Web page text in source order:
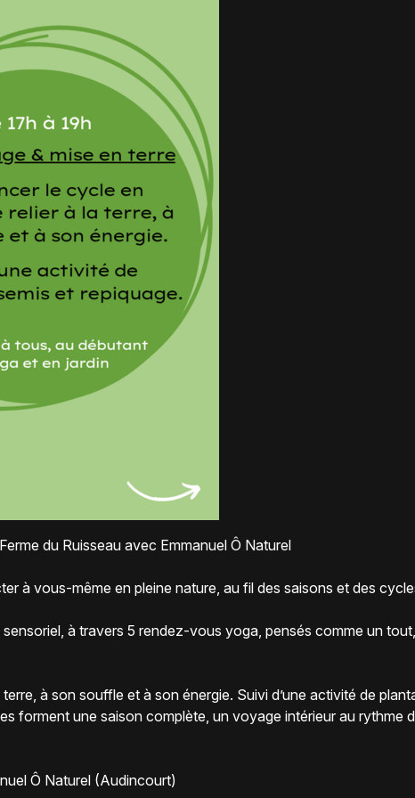
du Ruisseau avec Emmanuel Ô Naturel
à vous-même en pleine nature, au fil des saisons et des
à travers 5 rendez-vous yoga, pensés comme un
à son souffle et à son énergie. Suivi d’une activité de
forment une saison complète, un voyage intérieur au rythme
Ô Naturel (Audincourt)